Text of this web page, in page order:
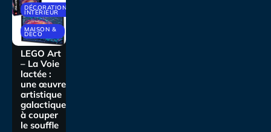
DÉCORATIONS
INTÉRIEUR
MAISON &
DECO
LEGO Art
– La Voie
lactée :
une œuvre
artistique
galactique
à couper
le souffle